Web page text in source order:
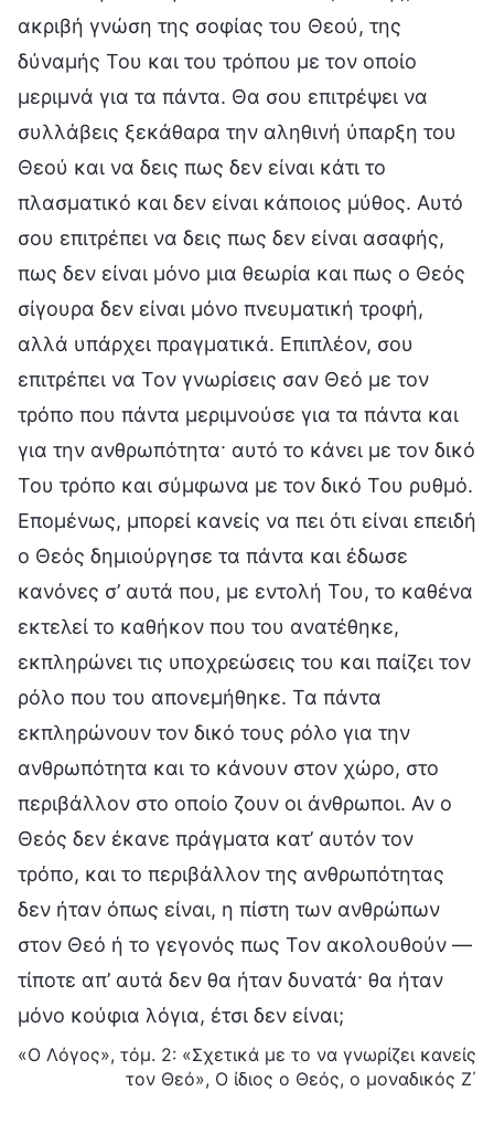
ακριβή γνώση της σοφίας του Θεού, της
δύναμής Του και του τρόπου με τον οποίο
μεριμνά για τα πάντα. Θα σου επιτρέψει να
συλλάβεις ξεκάθαρα την αληθινή ύπαρξη του
Θεού και να δεις πως δεν είναι κάτι το
πλασματικό και δεν είναι κάποιος μύθος. Αυτό
σου επιτρέπει να δεις πως δεν είναι ασαφής,
πως δεν είναι μόνο μια θεωρία και πως ο Θεός
σίγουρα δεν είναι μόνο πνευματική τροφή,
αλλά υπάρχει πραγματικά. Επιπλέον, σου
επιτρέπει να Τον γνωρίσεις σαν Θεό με τον
τρόπο που πάντα μεριμνούσε για τα πάντα και
για την ανθρωπότητα· αυτό το κάνει με τον δικό
Του τρόπο και σύμφωνα με τον δικό Του ρυθμό.
Επομένως, μπορεί κανείς να πει ότι είναι επειδή
ο Θεός δημιούργησε τα πάντα και έδωσε
κανόνες σ’ αυτά που, με εντολή Του, το καθένα
εκτελεί το καθήκον που του ανατέθηκε,
εκπληρώνει τις υποχρεώσεις του και παίζει τον
ρόλο που του απονεμήθηκε. Τα πάντα
εκπληρώνουν τον δικό τους ρόλο για την
ανθρωπότητα και το κάνουν στον χώρο, στο
περιβάλλον στο οποίο ζουν οι άνθρωποι. Αν ο
Θεός δεν έκανε πράγματα κατ’ αυτόν τον
τρόπο, και το περιβάλλον της ανθρωπότητας
δεν ήταν όπως είναι, η πίστη των ανθρώπων
στον Θεό ή το γεγονός πως Τον ακολουθούν —
τίποτε απ’ αυτά δεν θα ήταν δυνατά· θα ήταν
μόνο κούφια λόγια, έτσι δεν είναι;
«Ο Λόγος», τόμ. 2: «Σχετικά με το να γνωρίζει κανείς
τον Θεό», Ο ίδιος ο Θεός, ο μοναδικός Ζ΄